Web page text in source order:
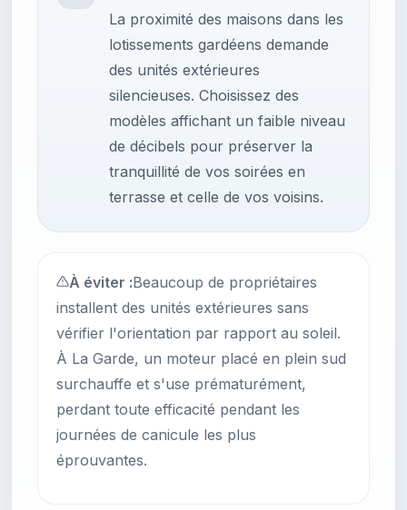
La proximité des maisons dans les
lotissements gardéens demande
des unités extérieures
silencieuses. Choisissez des
modèles affichant un faible niveau
de décibels pour préserver la
tranquillité de vos soirées en
terrasse et celle de vos voisins.
À éviter :Beaucoup de propriétaires
installent des unités extérieures sans
vérifier l'orientation par rapport au soleil.
À La Garde, un moteur placé en plein sud
surchauffe et s'use prématurément,
perdant toute efficacité pendant les
journées de canicule les plus
éprouvantes.